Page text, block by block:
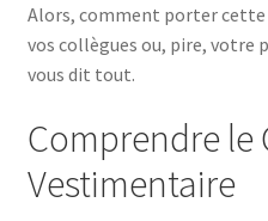
Alors, comment porter cette
vos collègues ou, pire, votre
vous dit tout.
Comprendre le
Vestimentaire